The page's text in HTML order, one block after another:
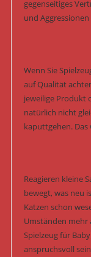
gegenseitiges
und
Wenn Sie
auf Qualität
jeweilige Produkt
natürlich nicht
kaputtgehen. Das
Reagieren kleine
bewegt, was neu
Katzen schon
Umständen mehr
Spielzeug für
anspruchsvoll